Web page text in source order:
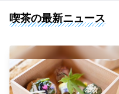
喫茶の最新ニュース